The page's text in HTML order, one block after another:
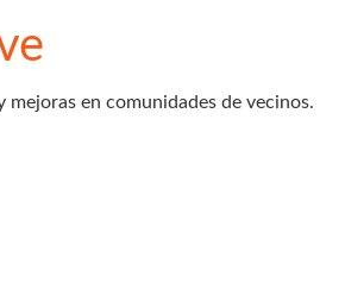
en comunidades de vecinos.